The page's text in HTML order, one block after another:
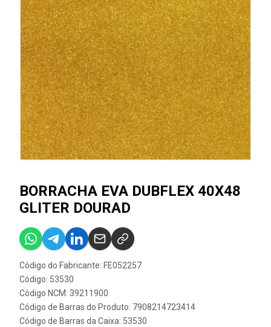
BORRACHA EVA DUBFLEX 40X48
GLITER DOURAD
Código do Fabricante: FE052257
Código: 53530
Código NCM: 39211900
Código de Barras do Produto: 7908214723414
Código de Barras da Caixa: 53530